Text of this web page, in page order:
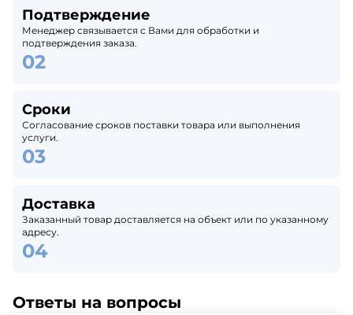
Подтверждение
Менеджер связывается с Вами для обработки и
подтверждения заказа.
Сроки
Согласование сроков поставки товара или выполнения
услуги.
Доставка
Заказанный товар доставляется на объект или по указанному
адресу.
Ответы на вопросы